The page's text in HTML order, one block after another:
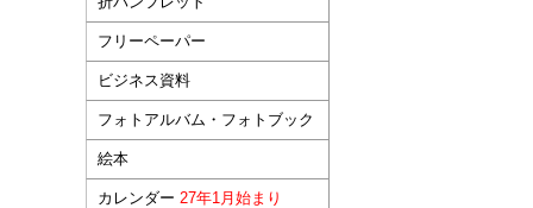
フリーペーパー
ビジネス資料
フォトアルバム・フォトブック
絵本
カレンダー 27年1月始まり